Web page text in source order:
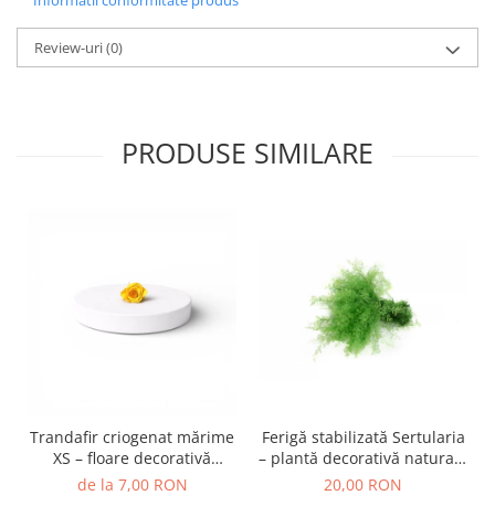
Review-uri(0)
PRODUSE SIMILARE
Trandafir criogenat mărime
XS – floare decorativă
naturală
de la 7,00 RON
Ferigă stabilizată Sertularia
– plantă decorativă naturală
pentru tablouri și
20,00 RON